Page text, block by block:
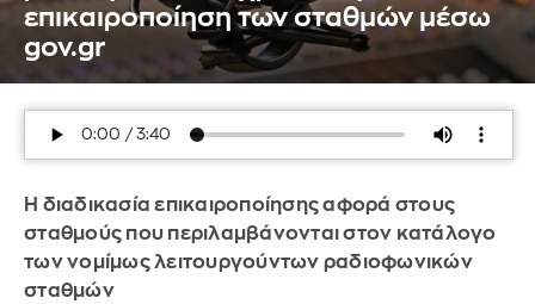
επικαιροποίηση των σταθμών μέσω
gov.gr
Η διαδικασία επικαιροποίησης αφορά στους
σταθμούς που περιλαμβάνονται στον κατάλογο
των νομίμως λειτουργούντων ραδιοφωνικών
σταθμών